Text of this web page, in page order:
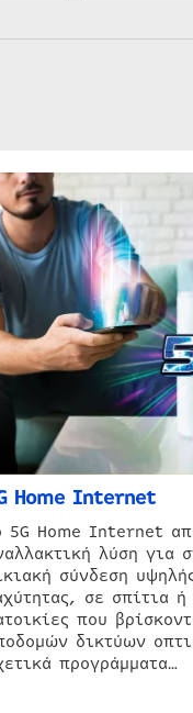
Home Internet
5G Home Internet
λύση για
σύνδεση
σε σπίτια ή
που
δικτύων
προγράμματα…